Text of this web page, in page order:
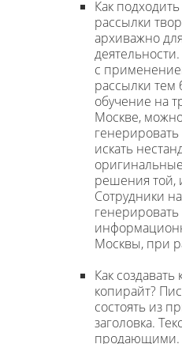
Как
рассылки
архиважно
с
рассылки тем
обучение на
Москве,
искать
решения той,
Сотрудники
Москвы, при
Как
копирайт?
состоять из
заголовка.
продающими.